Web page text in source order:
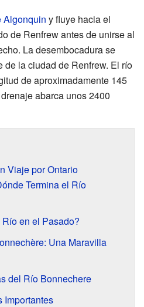
Algonquin y fluye hacia el
de Renfrew antes de unirse al
La desembocadura se
de la ciudad de Renfrew. El río
de aproximadamente 145
abarca unos 2400
Viaje por Ontario
Termina el Río
en el Pasado?
Una Maravilla
del Río Bonnechere
Importantes